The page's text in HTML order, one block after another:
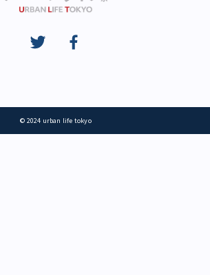
© 2024 urban life tokyo